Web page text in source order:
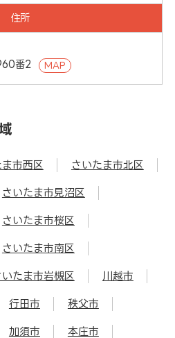
住所
番2
MAP
市西区 さいたま市北区
さいたま市見沼区
さいたま市桜区
さいたま市南区
いたま市岩槻区 川越市
行田市 秩父市
加須市 本庄市